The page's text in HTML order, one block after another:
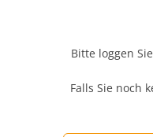
Bitte loggen
Falls Sie noch